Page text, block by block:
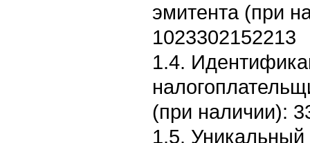
эмитента (при
1023302152213
1.4.
(при наличии):
1.5. Уникальный